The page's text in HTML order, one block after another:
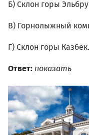
Б) Склон горы
В) Горнолыжный
Г) Склон горы Казбек.
Ответ: показать